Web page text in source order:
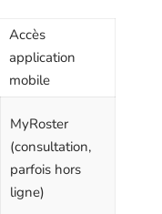
Accès
application
mobile
MyRoster
(consultation,
parfois hors
ligne)